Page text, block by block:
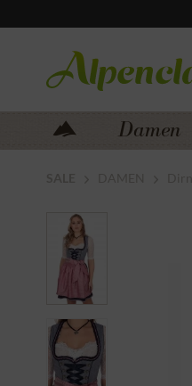
Damen